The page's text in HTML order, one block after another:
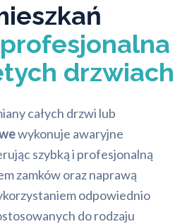
profesjonalna
drzwiach
całych drzwi lub
wykonuje awaryjne
szybką i profesjonalną
zamków oraz naprawą
odpowiednio
do rodzaju